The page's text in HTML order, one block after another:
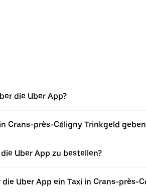
die Uber App?
Crans-près-Céligny Trinkgeld
Uber App zu bestellen?
Uber App ein Taxi in Crans-près-